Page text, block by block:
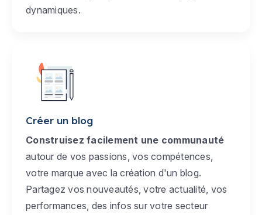
dynamiques.
Créer un blog
Construisez facilement une communauté
autour de vos passions, vos compétences,
votre marque avec la création d'un blog.
Partagez vos nouveautés, votre actualité, vos
performances, des infos sur votre secteur